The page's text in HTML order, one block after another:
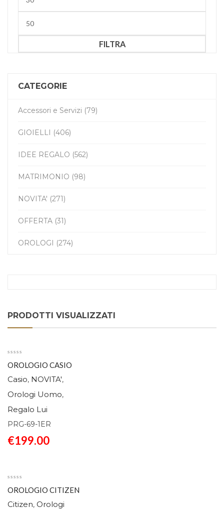
Min
Max
FILTRA
CATEGORIE
Accessori e Servizi (79)
GIOIELLI (406)
IDEE REGALO (562)
MATRIMONIO (98)
NOVITA' (271)
OFFERTA (31)
OROLOGI (274)
PRODOTTI VISUALIZZATI
OROLOGIO CASIO
PRO TREK PRG-69-
Casio, NOVITA',
Orologi Uomo,
Regalo Lui
PRG-69-1ER
€199.00
OROLOGIO CITIZEN
AUTOMATICO URBAN
Citizen, Orologi